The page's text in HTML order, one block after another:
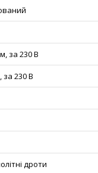
за 230 В
за 230 В
дроти